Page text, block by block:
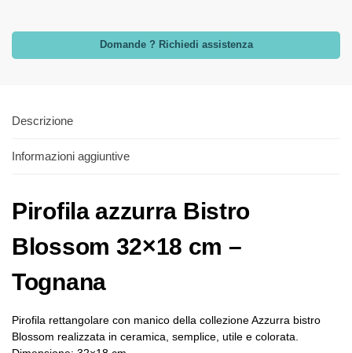
Domande ? Richiedi assistenza
Descrizione
Informazioni aggiuntive
Pirofila azzurra Bistro
Blossom 32×18 cm –
Tognana
Pirofila rettangolare con manico della collezione Azzurra bistro
Blossom realizzata in ceramica, semplice, utile e colorata.